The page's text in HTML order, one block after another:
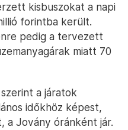
kisbuszokat a napi
forintba került.
pedig a tervezett
miatt 70
a járatok
időkhöz képest,
a Jovány óránként jár.